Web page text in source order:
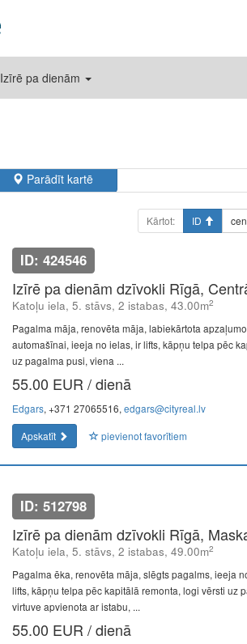
Izīrē pa dienām
Parādīt kartē
Kārtot: ID
ID: 424546
Izīrē pa dienām dzīvokli Rīgā,
Katoļu iela, 5. stāvs, 2 istabas, 43.00m2
Pagalma māja, renovēta māja, labiekārtota
automašīnai, ieeja no ielas, ir lifts, kāpņu telpa pēc
uz pagalma pusi, viena ...
55.00 EUR / dienā
Edgars, +371 27065516, edgars@cityreal.lv
Apskatīt
pievienot favorītiem
ID: 512798
Izīrē pa dienām dzīvokli Rīgā,
Katoļu iela, 5. stāvs, 2 istabas, 49.00m2
Pagalma ēka, renovēta māja, slēgts pagalms, ieeja
lifts, kāpņu telpa pēc kapitālā remonta, logi vērsti uz
virtuve apvienota ar istabu, ...
55.00 EUR / dienā